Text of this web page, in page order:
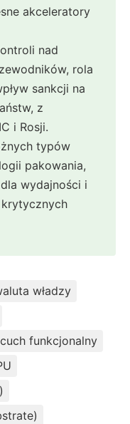
akceleratory
nad
rola
sankcji na
z
i Rosji.
typów
pakowania,
wydajności i
władzy
funkcjonalny